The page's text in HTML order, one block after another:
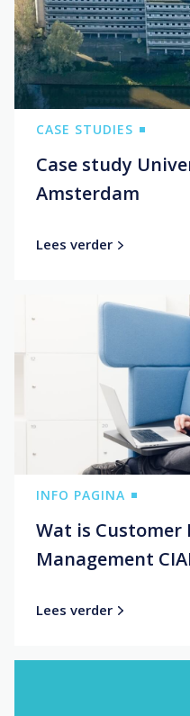
CASE STUDIES
Case study
Amsterdam
Lees verder
INFO PAGINA
Wat is Customer
Management
Lees verder